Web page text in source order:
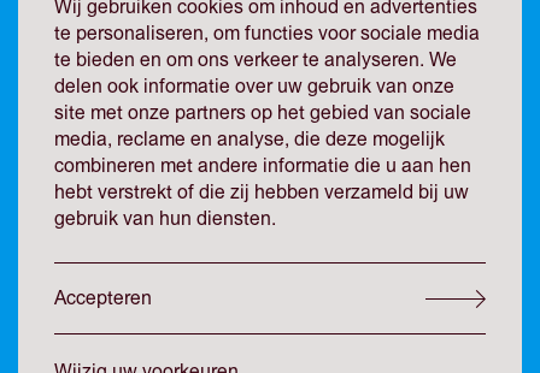
Christiaan
Groenewoud
Advocaat, Partner
Herstructurering & Insolventie, Aansprakelijkheid &
Wij gebruiken cookies om inhoud en advertenties
te personaliseren, om functies voor sociale media
te bieden en om ons verkeer te analyseren. We
delen ook informatie over uw gebruik van onze
site met onze partners op het gebied van sociale
media, reclame en analyse, die deze mogelijk
combineren met andere informatie die u aan hen
hebt verstrekt of die zij hebben verzameld bij uw
gebruik van hun diensten.
Accepteren